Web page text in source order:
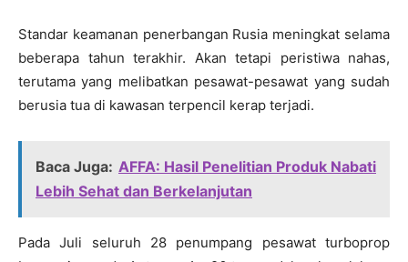
Standar keamanan penerbangan Rusia meningkat selama
beberapa tahun terakhir. Akan tetapi peristiwa nahas,
terutama yang melibatkan pesawat-pesawat yang sudah
berusia tua di kawasan terpencil kerap terjadi.
Baca Juga: AFFA: Hasil Penelitian Produk Nabati
Lebih Sehat dan Berkelanjutan
Pada Juli seluruh 28 penumpang pesawat turboprop